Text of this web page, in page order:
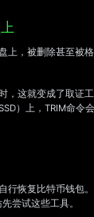
上，被删除甚至被
，这就变成了取
）上，TRIM命令
行恢复比特币钱包
尝试这些工具。